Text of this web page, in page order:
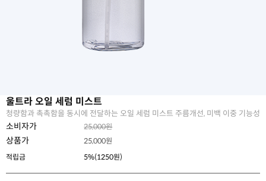
울트라 오일 세럼 미스트
청량함과 촉촉함을 동시에 전달하는 오일 세럼 미스트 주름개선, 미백 이중 기능성
소비자가 25,000원
상품가 25,000원
적립금
5%(1250원)